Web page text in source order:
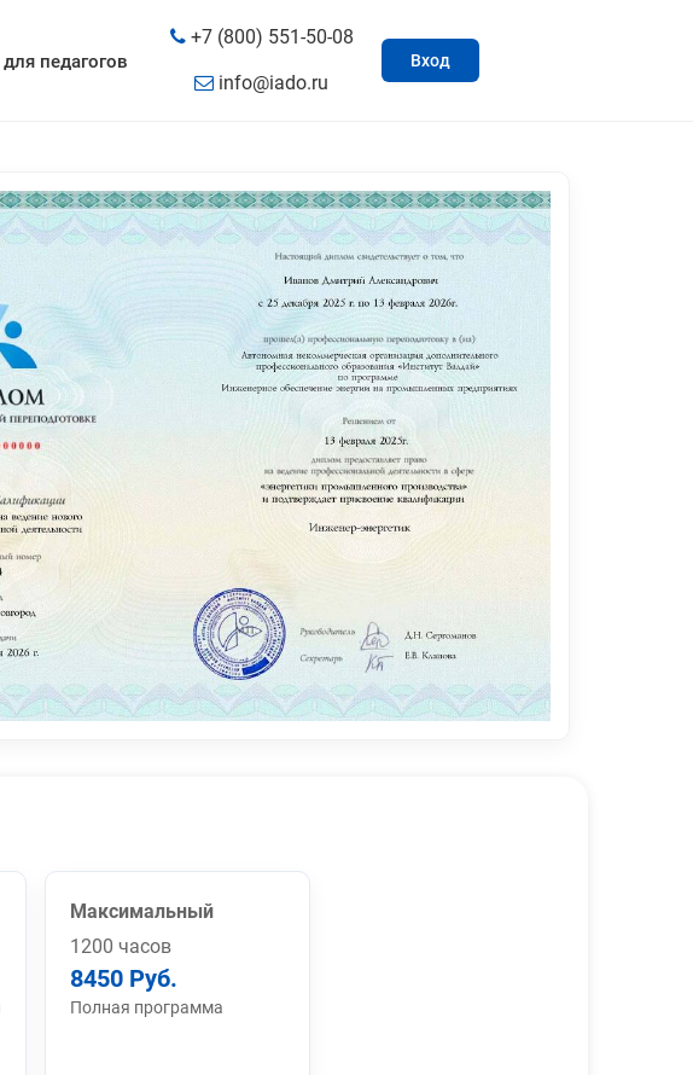
педагогов
+7 (800) 551-50-08
info@iado.ru
Вход
Максимальный
1200 часов
8450 Руб.
Полная программа